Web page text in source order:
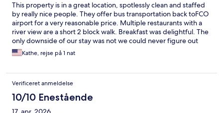
This property is in a great location, spotlessly clean and staffed
by really nice people. They offer bus transportation back toFCO
airport for a very reasonable price. Multiple restaurants with a
river view are a short 2 block walk. Breakfast was delightful. The
only downside of our stay was not we could never figure out
how to arrange a shuttle to get here, so took a taxi. I would
suggest you just take a taxi and forget about a shuttle from the
Kathe, rejse på 1 nat
Verificeret anmeldelse
10/10 Enestående